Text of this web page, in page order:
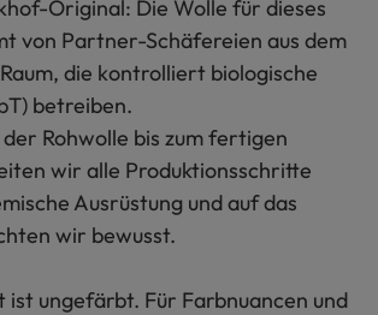
Original: Die Wolle für dieses
von Partner-Schäfereien aus dem
die kontrolliert biologische
betreiben.
der Rohwolle bis zum fertigen
wir alle Produktionsschritte
Ausrüstung und auf das
wir bewusst.
ist ungefärbt. Für Farbnuancen und